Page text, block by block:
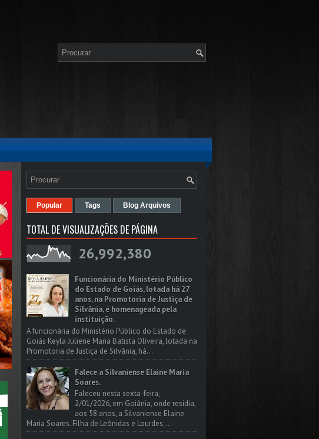
Popular Tags Blog Arquivos
TOTAL DE VISUALIZAÇÕES DE PÁGINA
26,992,380
Funcionária do Ministério Público
do Estado de Goiás, lotada há 27
anos, na Promotoria de Justiça de
Silvânia, é homenageada pela
instituição.
A funcionária do Ministério Público do Estado de
Goiás Keyla Juliene Maria Batista Oliveira, lotada na
Promotoria de Justiça de Silvânia, há...
Falece a Silvaniense Elaine Maria
Soares.
Faleceu nesta sexta-feira,
2/01/2026, em Goiânia, onde residia,
aos 58 anos, a Silvaniense Elaine
Maria Soares. Filha de Leônidas e Lourdes,...